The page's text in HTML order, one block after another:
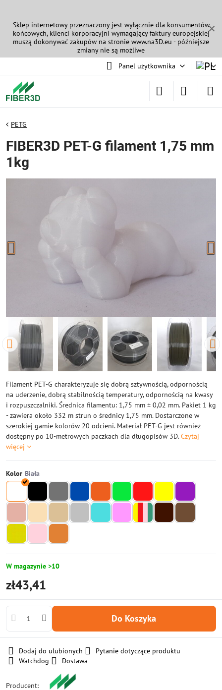
✕
Sklep internetowy przeznaczony jest wyłącznie dla konsumentów
końcowych, klienci korporacyjni wymagający faktury europejskiej
muszą dokonywać zakupów na stronie www.na3D.eu - późniejsze
zmiany nie są możliwe
Panel użytkownika
PETG
FIBER3D PET-G filament 1,75 mm
1kg
Filament PET-G charakteryzuje się dobrą sztywnością, odpornością
na uderzenie, dobrą stabilnością temperatury, odpornością na kwasy
i rozpuszczalniki. Średnica filamentu: 1,75 mm ± 0,02 mm. Pakiet 1 kg
- zawiera około 332 m strun o średnicy 1,75 mm. Dostarczone w
szerokiej gamie kolorów 20 odcieni. Materiał PET-G jest również
dostępny po 10-metrowych paczkach dla długopisów 3D.Czytaj
więcej
Kolor
W magazynie >10
zł43,41
Do Koszyka
Dodaj do ulubionych
Pytanie dotyczące produktu
Watchdog
Dostawa
Producent: